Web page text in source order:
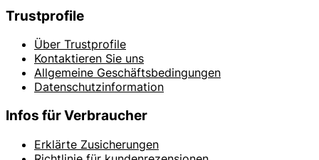
Trustprofile
Über Trustprofile
Kontaktieren Sie uns
Allgemeine Geschäftsbedingungen
Datenschutzinformation
Infos für Verbraucher
Erklärte Zusicherungen